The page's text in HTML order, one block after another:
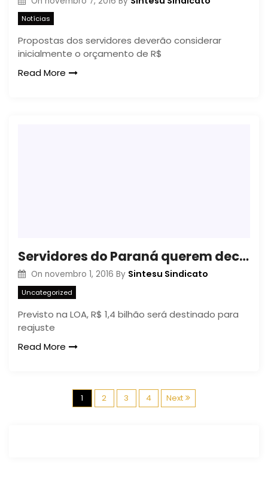
Notícias
Propostas dos servidores deverão considerar
inicialmente o orçamento de R$
Read More
Servidores do Paraná querem decidir aplicação dos recursos do Governo
On novembro 1, 2016 By Sintesu Sindicato
Uncategorized
Previsto na LOA, R$ 1,4 bilhão será destinado para
reajuste
Read More
N
1 2 3 4 Next